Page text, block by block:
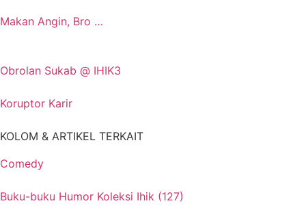
Makan Angin, Bro …
Obrolan Sukab @ IHIK3
Koruptor Karir
KOLOM & ARTIKEL TERKAIT
Comedy
Buku-buku Humor Koleksi Ihik (127)